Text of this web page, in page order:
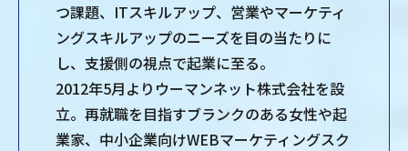
つ課題、ITスキルアップ、営業やマーケティ
ングスキルアップのニーズを目の当たりに
し、支援側の視点で起業に至る。
2012年5月よりウーマンネット株式会社を設
立。再就職を目指すブランクのある女性や起
業家、中小企業向けWEBマーケティングスク